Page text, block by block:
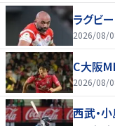
ラグビ
2026/08/
C大阪
2026/08/
西武・